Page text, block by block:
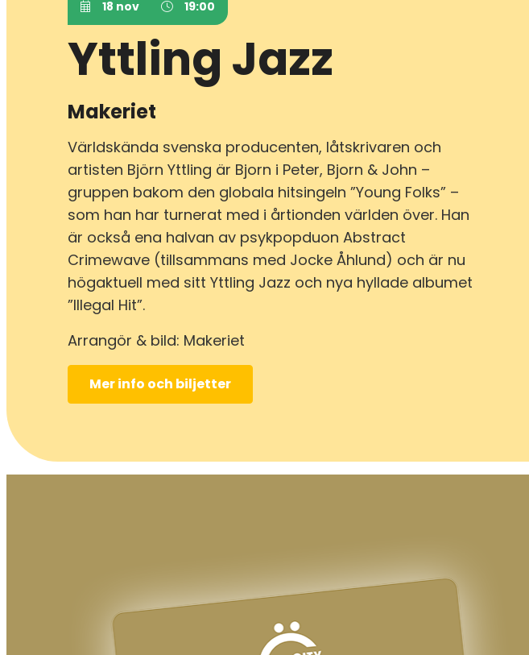
18 nov 19:00
Yttling Jazz
Makeriet
Världskända svenska producenten, låtskrivaren och
artisten Björn Yttling är Bjorn i Peter, Bjorn & John –
gruppen bakom den globala hitsingeln ”Young Folks” –
som han har turnerat med i årtionden världen över. Han
är också ena halvan av psykpopduon Abstract
Crimewave (tillsammans med Jocke Åhlund) och är nu
högaktuell med sitt Yttling Jazz och nya hyllade albumet
”Illegal Hit”.
Arrangör & bild: Makeriet
Mer info och biljetter